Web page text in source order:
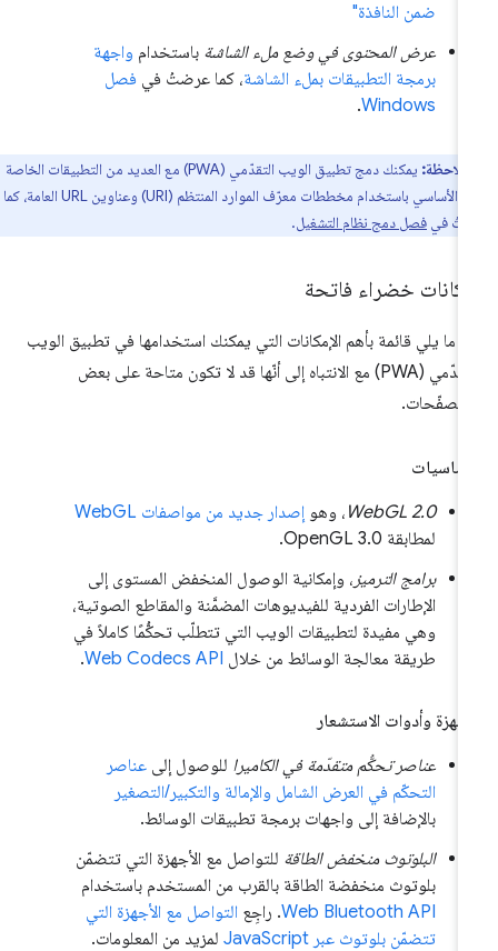
ضمن النافذة"
عرض المحتوى في وضع ملء الشاشةباستخدامواجهة
برمجة التطبيقات بملء الشاشة، كما عرضتُ في فصل
Windows
.
ملاحظة:
يمكنك دمج تطبيق الويب التقدّمي (PWA) مع العديد من التطبيقات الخاصة
بالنظام الأساسي باستخدام مخططات معرّف الموارد المنتظم (URI) وعناوين URL العامة، كما
فيفصل دمج نظام التشغيل.
خضراء فاتحة
ما يلي قائمة بأهم الإمكانات التي يمكنك استخدامها في تطبيق الويب
التقدّمي (PWA) مع الانتباه إلى أنّها قد لا تكون متاحة على بعض
WebGL 2.0، وهوإصدار جديد من مواصفات WebGL
لمطابقة OpenGL 3.0.
برامج الترميز، وإمكانية الوصول المنخفض المستوى إلى
الإطارات الفردية للفيديوهات المضمَّنة والمقاطع الصوتية،
وهي مفيدة لتطبيقات الويب التي تتطلّب تحكُّمًا كاملاً في
طريقة معالجة الوسائط من خلالWeb Codecs API
.
وأدوات الاستشعار
عناصر تحكُّم متقدّمة في الكاميراللوصول إلى عناصر
التحكّم في العرض الشامل والإمالة والتكبير/التصغير
بالإضافة إلى واجهات برمجة تطبيقات الوسائط.
البلوتوث منخفض الطاقةللتواصل مع الأجهزة التي تتضمّن
بلوتوث منخفضة الطاقة بالقرب من المستخدم باستخدام
Web Bluetooth API. راجِع التواصل مع الأجهزة التي
تتضمّن بلوتوث عبر JavaScript
لمزيد من المعلومات.